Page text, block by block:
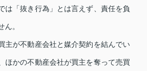
は「抜き行為」とは言えず、責任を負
ん。
主が不動産会社と媒介契約を結んでい
ほかの不動産会社が買主を奪って売買